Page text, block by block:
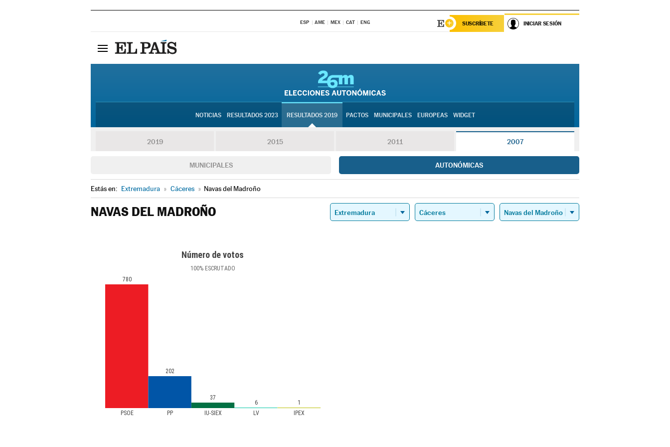
ESP AME MEX CAT ENG SUSCRÍBETE INICIAR SESIÓN
NOTICIAS RESULTADOS 2023 RESULTADOS 2019 PACTOS MUNICIPALES EUROPEAS WIDGET
2019 2015 2011 2007
MUNICIPALES AUTONÓMICAS
Estás en: Extremadura » Cáceres » Navas del Madroño
NAVAS DEL MADROÑO
Número de votos
100%ESCRUTADO
PSOE PP IU-SIEX LV IPEX
780
202
37
6 1